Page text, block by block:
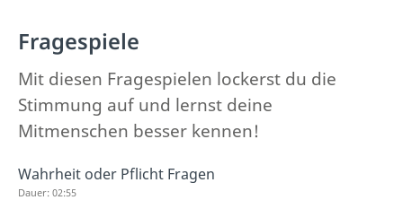
Fragespiele
Mit diesen Fragespielen lockerst du die
Stimmung auf und lernst deine
Mitmenschen besser kennen!
Wahrheit oder Pflicht Fragen
Dauer: 02:55